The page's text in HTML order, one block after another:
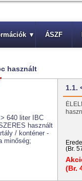
▾ ÁSZF
használt
1.1.
(Br.
(Br.